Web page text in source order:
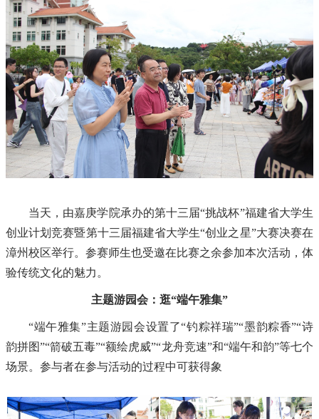
当天，由嘉庚学院承办的第十三届“挑战杯”福建省大学生
创业计划竞赛暨第十三届福建省大学生“创业之星”大赛决赛在
漳州校区举行。参赛师生也受邀在比赛之余参加本次活动，体
验传统文化的魅力。
主题游园会：逛“端午雅集”
“端午雅集”主题游园会设置了“钓粽祥瑞”“墨韵粽香”“诗
韵拼图”“箭破五毒”“额绘虎威”“龙舟竞速”和“端午和韵”等七个
场景。参与者在参与活动的过程中可获得象